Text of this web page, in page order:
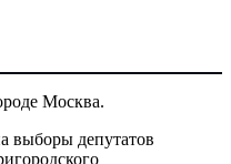
Москва.
выборы депутатов